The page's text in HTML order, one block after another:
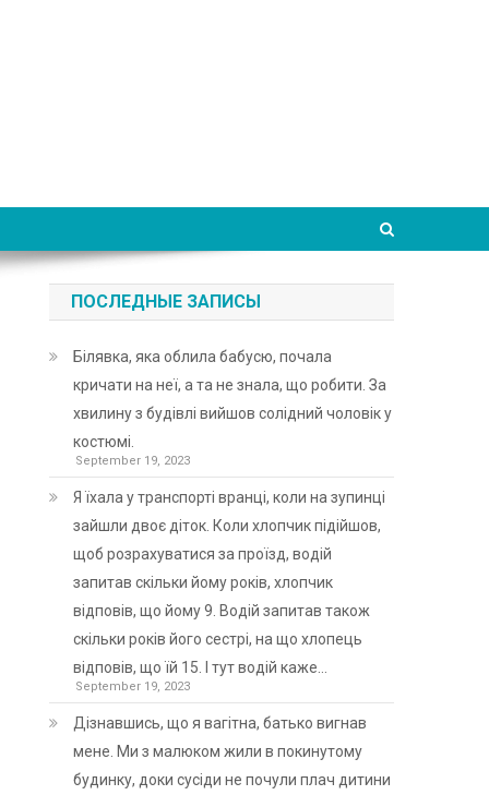
ПОСЛЕДНЫЕ ЗАПИСЫ
Білявка, яка облила бабусю, почала
кричати на неї, а та не знала, що робити. За
хвилину з будівлі вийшов солідний чоловік у
костюмі.
September 19, 2023
Я їхала у транспорті вранці, коли на зупинці
зайшли двоє діток. Коли хлопчик підійшов,
щоб розрахуватися за проїзд, водій
запитав скільки йому років, хлопчик
відповів, що йому 9. Водій запитав також
скільки років його сестрі, на що хлопець
відповів, що їй 15. І тут водій каже…
September 19, 2023
Дізнавшись, що я вагітна, батько вигнав
мене. Ми з малюком жили в покинутому
будинку, доки сусіди не почули плач дитини